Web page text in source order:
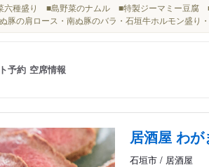
六種盛り ■島野菜のナムル ■特製ジーマミー豆腐
豚の肩ロース・南ぬ豚のバラ・石垣牛ホルモン盛り
予約 空席情報
居酒屋 わ
石垣市 / 居酒屋